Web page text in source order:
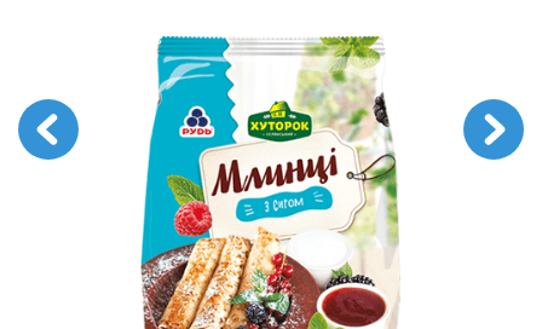
Horeca
Contactos
Vacantes
PEDIR PRODUCTOS "RUD":
LLEGAR A SER SOCIO